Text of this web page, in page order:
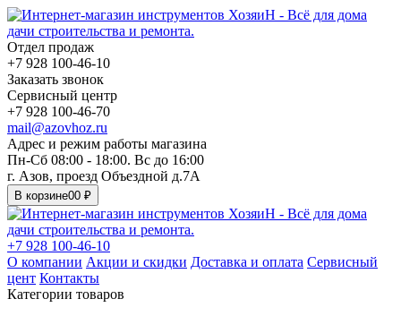
Отдел продаж
+7 928 100-46-10
Заказать звонок
Сервисный центр
+7 928 100-46-70
mail@azovhoz.ru
Адрес и режим работы магазина
Пн-Сб 08:00 - 18:00. Вс до 16:00
г. Азов, проезд Объездной д.7А
В корзине00 ₽
+7 928 100-46-10
О компании Акции и скидки Доставка и оплата Сервисный
цент Контакты
Категории товаров